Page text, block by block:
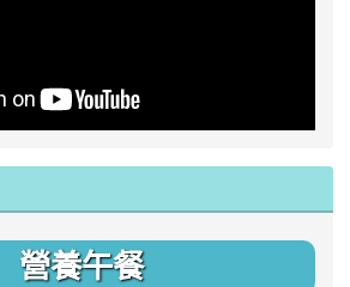
營養午餐